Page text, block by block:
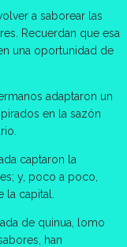
a saborear las
Recuerdan que esa
una oportunidad de
adaptaron un
en la sazón
captaron la
y, poco a poco,
capital.
de quinua, lomo
han